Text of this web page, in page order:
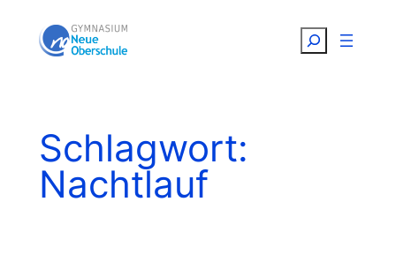
Inhalt
Suchen
Schlagwort:
Nachtlauf